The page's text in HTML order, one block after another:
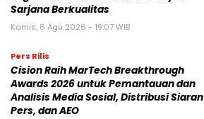
Sarjana Berkualitas
Kamis, 6 Agu 2026 - 19:07 WIB
Pers Rilis
Cision Raih MarTech Breakthrough
Awards 2026 untuk Pemantauan dan
Analisis Media Sosial, Distribusi Siaran
Pers, dan AEO